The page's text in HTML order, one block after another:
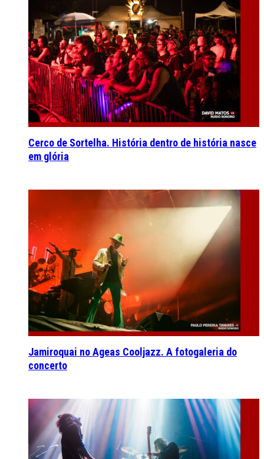
Cerco de Sortelha. História dentro de história nasce
em glória
Jamiroquai no Ageas Cooljazz. A fotogaleria do
concerto